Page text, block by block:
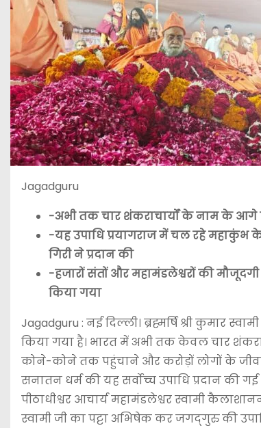
Jagadguru
-अभी तक चार शंकराचार्यों के नाम के आगे
-यह उपाधि प्रयागराज में चल रहे महाकुंभ
गिरी ने प्रदान की
-हजारों संतों और महामंडलेश्वरों की
किया गया
Jagadguru : नई दिल्ली। ब्रह्मर्षि श्री कुमार
किया गया है। भारत में अभी तक केवल चार
कोने-कोने तक पहुंचाने और करोड़ों लोगों के जीवन
सनातन धर्म की यह सर्वोच्च उपाधि प्रदान की
पीठाधीश्वर आचार्य महामंडलेश्वर स्वामी
स्वामी जी का पट्टा अभिषेक कर जगद्‌गुरु की